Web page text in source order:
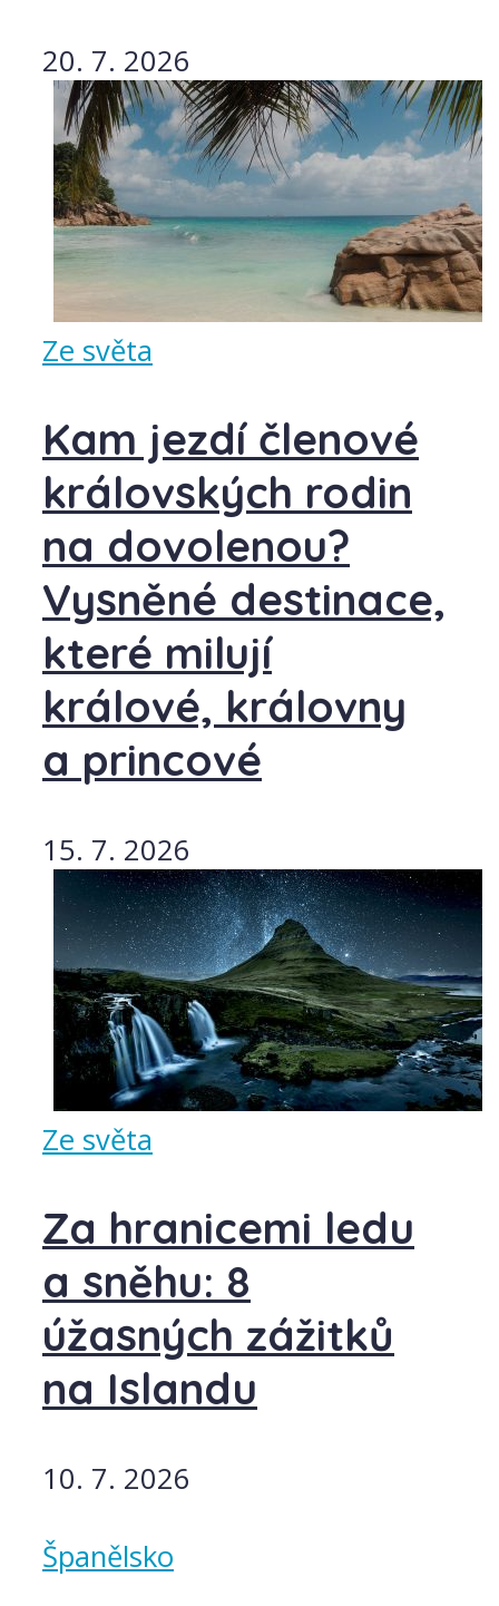
20. 7. 2026
Ze světa
Kam jezdí členové
královských rodin
na dovolenou?
Vysněné destinace,
které milují
králové, královny
a princové
15. 7. 2026
Ze světa
Za hranicemi ledu
a sněhu: 8
úžasných zážitků
na Islandu
10. 7. 2026
Španělsko